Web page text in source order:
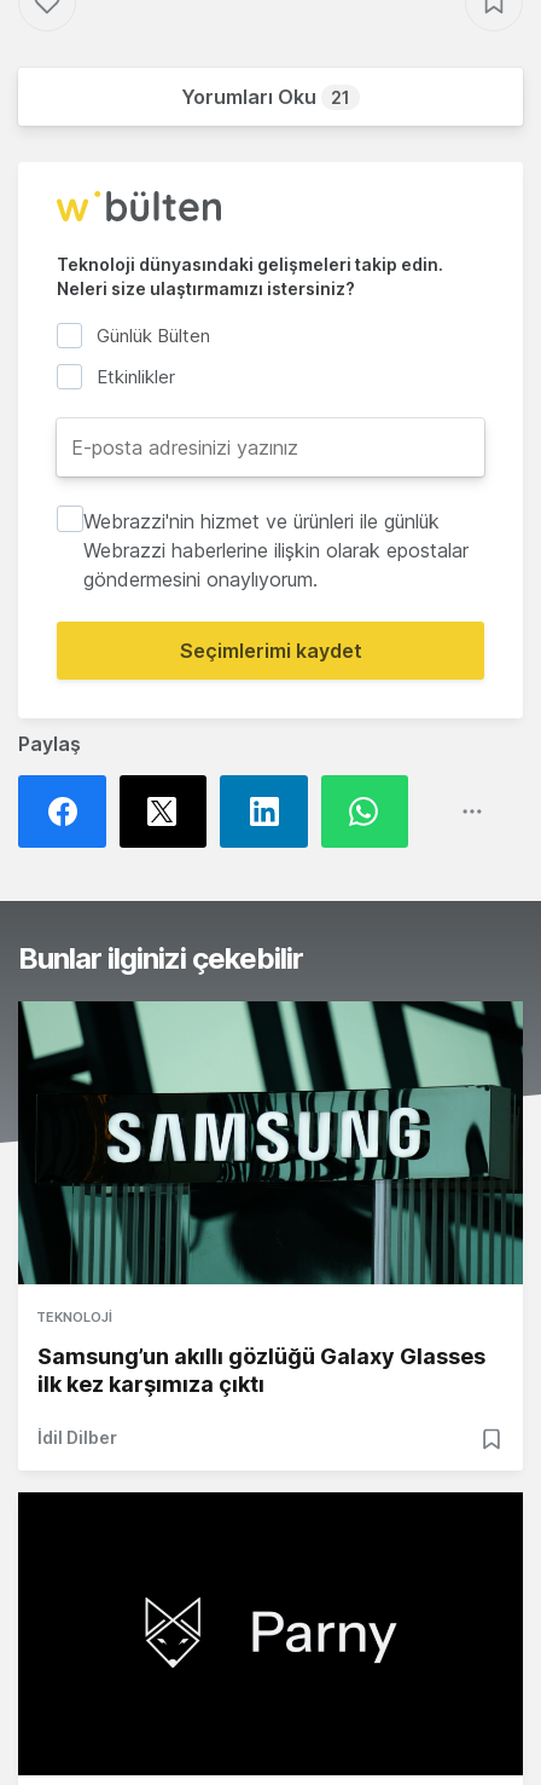
Paylaş
Yorumları Oku 21
Teknoloji dünyasındaki gelişmeleri takip edin.
Neleri size ulaştırmamızı istersiniz?
Günlük Bülten
Etkinlikler
Webrazzi'nin hizmet ve ürünleri ile günlük
Webrazzi haberlerine ilişkin olarak epostalar
göndermesini onaylıyorum.
Seçimlerimi kaydet
Bunlar ilginizi çekebilir
TEKNOLOJI
Samsung’un akıllı gözlüğü Galaxy Glasses
ilk kez karşımıza çıktı
İdil Dilber